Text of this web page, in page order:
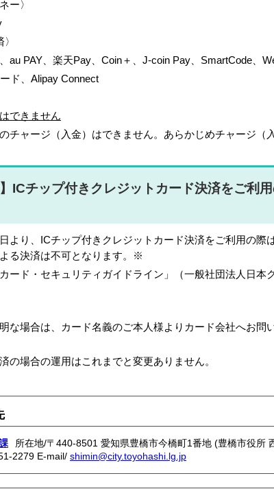
ー〉
au PAY、楽天Pay、Coin＋、J-coin Pay、SmartCode、
ド、Alipay Connect
できません
チャージ（入金）はできません。あらかじめチャージ（
】ICチップ付きクレジットカード決済をご利
より、ICチップ付きクレジットカード決済をご利用の際
る決済は不可となります。※
ード・セキュリティガイドライン」（一般社団法人日本
な場合は、カード名義のご本人様よりカード会社へお問
の場合の運用はこれまでと変更ありません。
所在地/〒440-8501 愛知県豊橋市今橋町1番地 (豊橋市役所
2279 E-mail/ shimin@city.toyohashi.lg.jp